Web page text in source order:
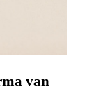
van